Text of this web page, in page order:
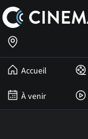
Accueil
À venir